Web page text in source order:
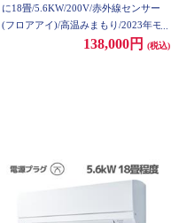
に18畳/5.6KW/200V/赤外線センサー
(フロアアイ)/高温みまもり/2023年モ
デル】★大型配送対象商品 MSZ-GE56
138,000円 (税込)